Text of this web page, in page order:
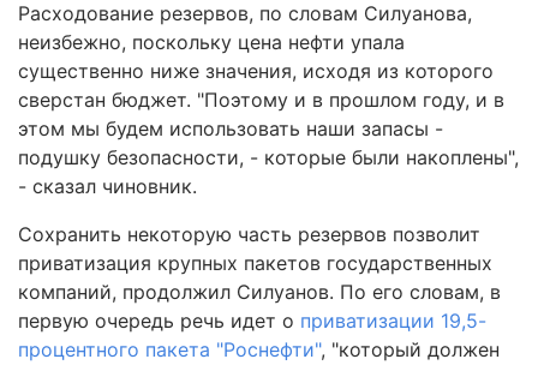
Расходование резервов, по словам Силуанова,
неизбежно, поскольку цена нефти упала
существенно ниже значения, исходя из которого
сверстан бюджет. "Поэтому и в прошлом году, и в
этом мы будем использовать наши запасы -
подушку безопасности, - которые были накоплены",
- сказал чиновник.
Сохранить некоторую часть резервов позволит
приватизация крупных пакетов государственных
компаний, продолжил Силуанов. По его словам, в
первую очередь речь идет о приватизации 19,5-
процентного пакета "Роснефти", "который должен